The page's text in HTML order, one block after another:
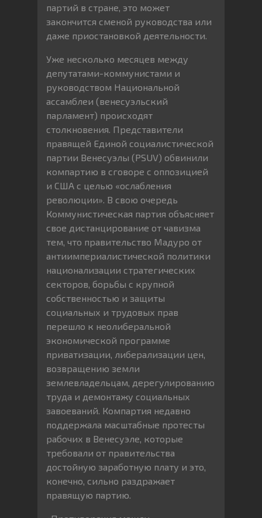
партий в стране, это может
закончится сменой руководства или
даже приостановкой деятельности.
Уже несколько месяцев между
депутатами-коммунистами и
руководством Национальной
ассамблеи (венесуэльский
парламент) происходят
столкновения. Представители
правящей Единой социалистической
партии Венесуэлы (PSUV) обвинили
компартию в сговоре с оппозицией
и США с целью «ослабления
революции». В свою очередь
Коммунистическая партия объясняет
свое дистанцирование от чавизма
тем, что правительство Мадуро от
антиимпериалистической политики
национализации стратегических
секторов, борьбы с крупной
собственностью и защиты
социальных и трудовых прав
перешло к неолиберальной
экономической программе
приватизации, либерализации цен,
возвращению земли
землевладельцам, дерегулированию
труда и демонтажу социальных
завоеваний. Компартия недавно
поддержала масштабные протесты
рабочих в Венесуэле, которые
требовали от правительства
достойную заработную плату и это,
конечно, сильно раздражает
правящую партию.